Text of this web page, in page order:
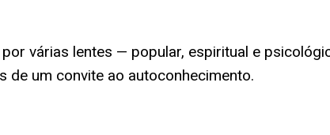
várias lentes — popular, espiritual e
um convite ao autoconhecimento.